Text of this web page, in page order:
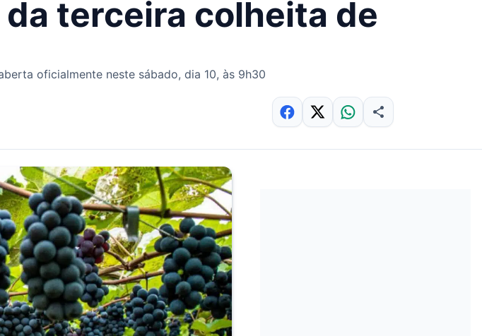
terceira colheita de
oficialmente neste sábado, dia 10, às 9h30